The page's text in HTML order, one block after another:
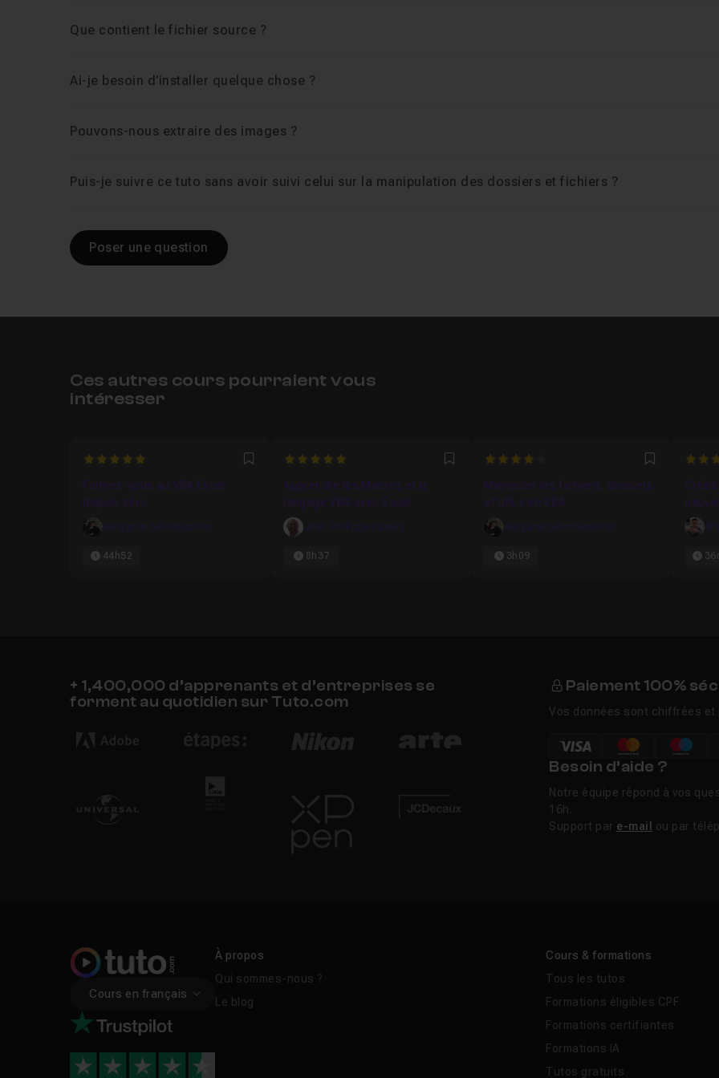
Que contient le fichier source ?
Ai-je besoin d'installer quelque chose ?
Pouvons-nous extraire des images ?
Puis-je suivre ce tuto sans avoir suivi celui sur la manipulation des dossiers et fichiers ?
Poser une question
Ces autres cours pourraient vous
intéresser
5 Favori
Formez-vous au VBA Excel
depuis zéro
Benjamin Montessinos
44h52
5 Favori
Apprendre les Macros et le
langage VBA avec Excel
Jean Philippe Parein
8h37
4 Favori
Manipuler les fichiers, dossiers
et URLs en VBA
Benjamin Montessinos
3h09
4.5
+ 1,400,000 d’apprenants et d’entreprises se
forment au quotidien sur Tuto.com
Paiement 100%
Vos données sont chiffrées
Besoin d’aide ?
Notre équipe répond à vos
16h.
Support par e-mail ou par
Cours en français
À propos
Qui sommes-nous ?
Le blog
Cours & formations
Tous les tutos
Formations éligibles CPF
Formations certifiantes
Formations IA
Tutos gratuits